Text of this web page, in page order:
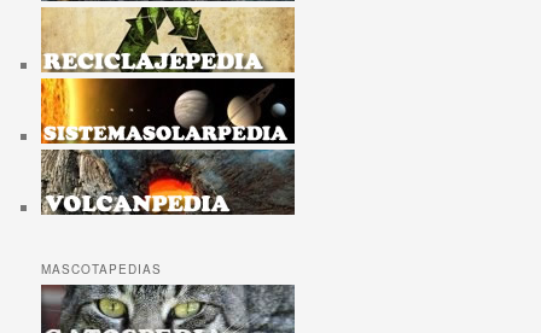
MASCOTAPEDIAS